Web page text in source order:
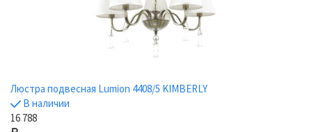
Люстра подвесная Lumion 4408/5 KIMBERLY
В наличии
16 788